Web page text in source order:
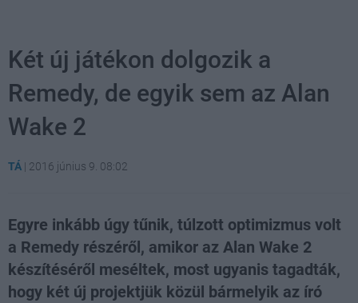
Két új játékon dolgozik a
Remedy, de egyik sem az Alan
Wake 2
TÁ | 2016 június 9. 08:02
Egyre inkább úgy tűnik, túlzott optimizmus volt
a Remedy részéről, amikor az Alan Wake 2
készítéséről meséltek, most ugyanis tagadták,
hogy két új projektjük közül bármelyik az író